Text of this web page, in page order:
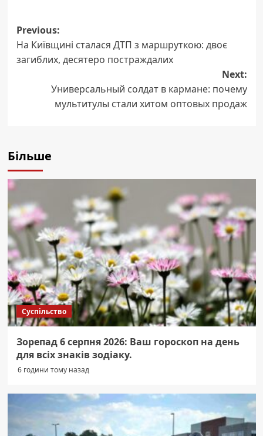
Post
navigation
Previous:
На Київщині сталася ДТП з маршруткою: двоє
загиблих, десятеро постраждалих
Next:
Универсальный солдат в кармане: почему
мультитулы стали хитом оптовых продаж
Більше
Суспільство
Зорепад 6 серпня 2026: Ваш гороскоп на день
для всіх знаків зодіаку.
6 години тому назад